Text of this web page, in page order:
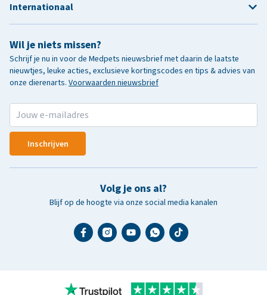
Wil je niets missen?
Schrijf je nu in voor de Medpets nieuwsbrief met daarin de laatste
nieuwtjes, leuke acties, exclusieve kortingscodes en tips & advies van
onze dierenarts. Voorwaarden nieuwsbrief
Inschrijven
Volg je ons al?
Blijf op de hoogte via onze social media kanalen
Internationaal